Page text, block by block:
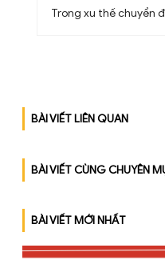
Hiện nay, việc kê
BÀI VIẾT CÙNG